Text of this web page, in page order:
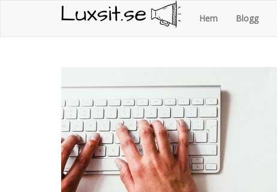
content
Luxsit.se Hem Blogg